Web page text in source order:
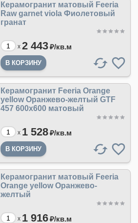
Керамогранит матовый Feeria
Raw garnet viola Фиолетовый
гранат
x 2 443₽/кв.м
Керамогранит Feeria Orange
yellow Оранжево-желтый GTF
457 600х600 матовый
x 1 528₽/кв.м
Керамогранит матовый Feeria
Orange yellow Оранжево-
желтый
x 1 916₽/кв.м